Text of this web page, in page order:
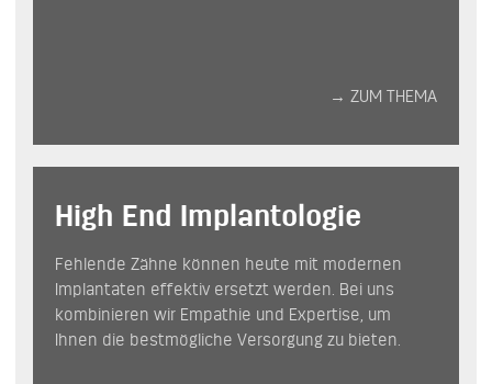
→ ZUM THEMA
High End Implantologie
Fehlende Zähne können heute mit modernen
Implantaten effektiv ersetzt werden. Bei uns
kombinieren wir Empathie und Expertise, um
Ihnen die bestmögliche Versorgung zu bieten.